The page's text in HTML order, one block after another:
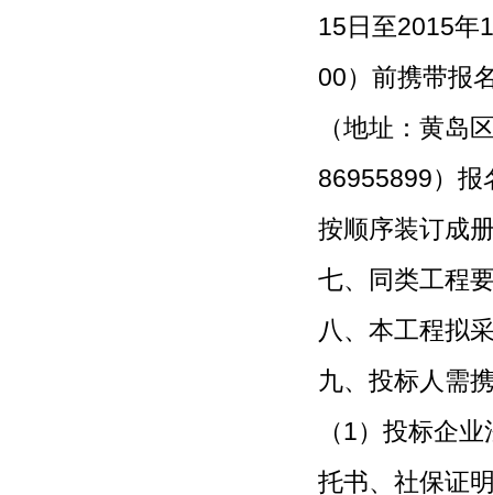
15日至2015年
00）前携带报
（地址：黄岛
86955899）报
按顺序装订成
七、同类工程
八、本工程拟
九、投标人需
（1）投标企
托书、社保证